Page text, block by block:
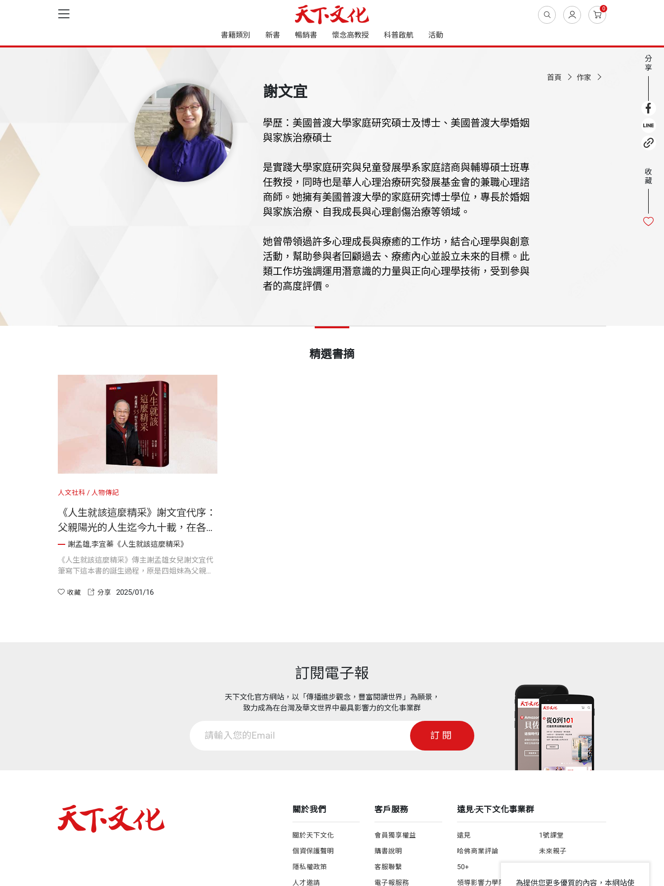
0
書籍類別 新書 暢銷書 懷念高教授 科普啟航 活動
首頁 作家
謝文宜
學歷：美國普渡大學家庭研究碩士及博士、美國普渡大學婚姻
與家族治療碩士
是實踐大學家庭研究與兒童發展學系家庭諮商與輔導碩士班專
任教授，同時也是華人心理治療研究發展基金會的兼職心理諮
商師。她擁有美國普渡大學的家庭研究博士學位，專長於婚姻
與家族治療、自我成長與心理創傷治療等領域。
她曾帶領過許多心理成長與療癒的工作坊，結合心理學與創意
活動，幫助參與者回顧過去、療癒內心並設立未來的目標。此
類工作坊強調運用潛意識的力量與正向心理學技術，受到參與
者的高度評價。
精選書摘
人文社科 人物傳記
《人生就該這麼精采》謝文宜代序：
父親陽光的人生迄今九十載，在各方
面都無愧於心！
謝孟雄,李宜蓁《人生就該這麼精采》
《人生就該這麼精采》傳主謝孟雄女兒謝文宜代
筆寫下這本書的誕生過程，原是四姐妹為父親準
下，成為更多人能分享的珍貴著作。這本書不僅
收藏 分享 2025/01/16
分
享
收
藏
訂閱電子報
天下文化官方網站，以「傳播進步觀念，豐富閱讀世界」為願景，
致力成為在台灣及華文世界中最具影響力的文化事業群
訂閱
關於我們
關於天下文化
個資保護聲明
隱私權政策
人才邀請
客戶服務
會員獨享權益
購書說明
客服聯繫
電子報服務
遠見‧天下文化事業群
遠見
哈佛商業評論
50+
領導影響力學院
1號課堂
未來親子
為提供您更多優質的內容，本網站使